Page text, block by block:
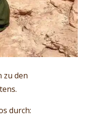
zu den
durch: